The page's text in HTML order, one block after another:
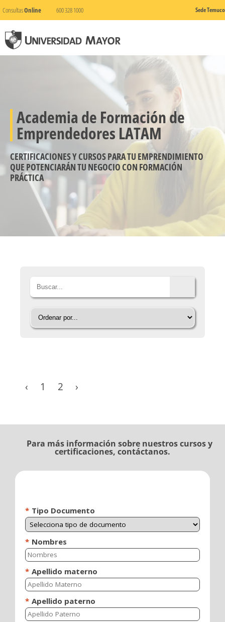
ConsultasOnline 600 328 1000 Sede Temuco
Academia de Formación de
Emprendedores LATAM
CERTIFICACIONES Y CURSOS PARA TU EMPRENDIMIENTO
QUE POTENCIARÁN TU NEGOCIO CON FORMACIÓN
PRÁCTICA
‹ 1 2 ›
Para más información sobre nuestros cursos y
certificaciones, contáctanos.